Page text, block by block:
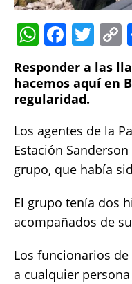
W
at
s
A
p
p
F
c
e
b
o
o
T
w
it
r
o
Responder a las
hacemos aquí en
regularidad.
Los agentes de la
Estación
grupo, que había
El grupo tenía dos
acompañados de
Los funcionarios
a cualquier